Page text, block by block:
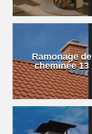
Ramonage de
cheminée 13